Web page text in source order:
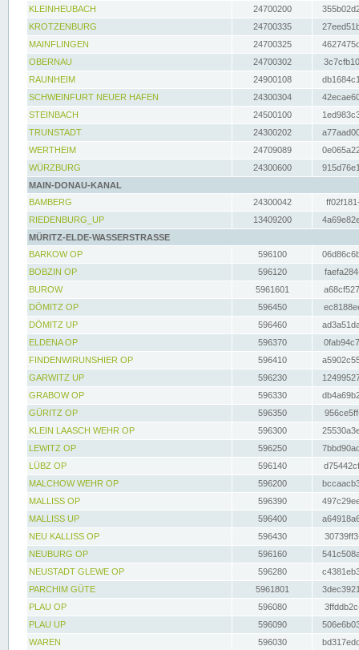
KLEINHEUBACH 24700200
KROTZENBURG
24700335
MAINFLINGEN
24700325
OBERNAU
24700302
RAUNHEIM
24900108
SCHWEINFURT NEUER HAFEN
24300304
STEINBACH
24500100
TRUNSTADT
24300202
WERTHEIM
24709089
WÜRZBURG
24300600
MAIN-DONAU-KANAL
BAMBERG
24300042
RIEDENBURG_UP
13409200
MÜRITZ-ELDE-WASSERSTRASSE
BARKOW OP
596100
BOBZIN OP
596120
BUROW
5961601
DÖMITZ OP
596450
DÖMITZ UP
596460
ELDENA OP
596370
FINDENWIRUNSHIER OP
596410
GARWITZ UP
596230
GRABOW OP
596330
GÜRITZ OP
596350
KLEIN LAASCH WEHR OP
596300
LEWITZ OP
596250
LÜBZ OP
596140
MALCHOW WEHR OP
596200
MALLISS OP
596390
MALLISS UP
596400
NEU KALLISS OP
596430
NEUBURG OP
596160
NEUSTADT GLEWE OP
596280
PARCHIM GÜTE
5961801
PLAU OP
596080
PLAU UP
596090
WAREN
596030